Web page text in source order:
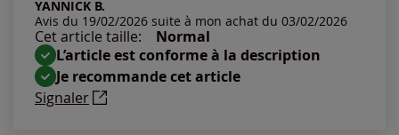
Notes les plus basses
YANNICK B.
Avis du 19/02/2026 suite à mon achat du 03/02/2026
Cet article taille:
Normal
L’article est conforme à la description
Je recommande cet article
Signaler